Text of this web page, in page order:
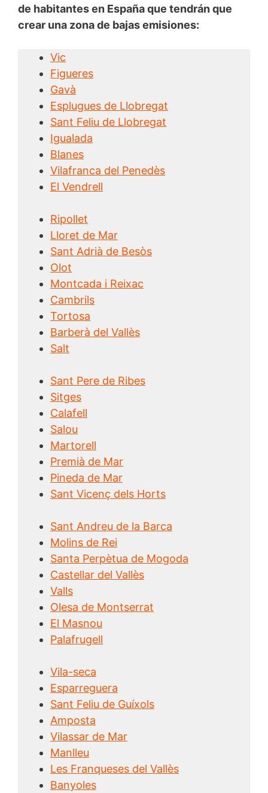
de habitantes en España que tendrán que
crear una zona de bajas emisiones:
Vic
Figueres
Gavà
Esplugues de Llobregat
Sant Feliu de Llobregat
Igualada
Blanes
Vilafranca del Penedès
El Vendrell
Ripollet
Lloret de Mar
Sant Adrià de Besòs
Olot
Montcada i Reixac
Cambrils
Tortosa
Barberà del Vallès
Salt
Sant Pere de Ribes
Sitges
Calafell
Salou
Martorell
Premià de Mar
Pineda de Mar
Sant Vicenç dels Horts
Sant Andreu de la Barca
Molins de Rei
Santa Perpètua de Mogoda
Castellar del Vallès
Valls
Olesa de Montserrat
El Masnou
Palafrugell
Vila-seca
Esparreguera
Sant Feliu de Guíxols
Amposta
Vilassar de Mar
Manlleu
Les Franqueses del Vallès
Banyoles